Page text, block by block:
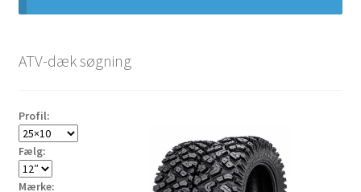
20×10-12″
ATV-dæk søgning
Profil:
Fælg:
Mærke: